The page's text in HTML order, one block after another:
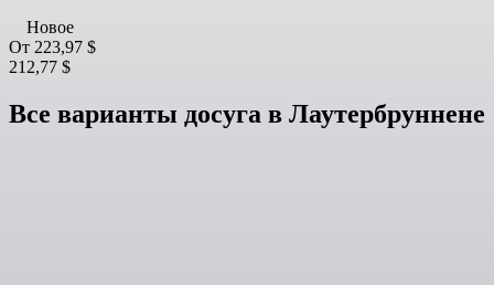
Новое
От 223,97 $
212,77 $
Все варианты досуга в Лаутербруннене